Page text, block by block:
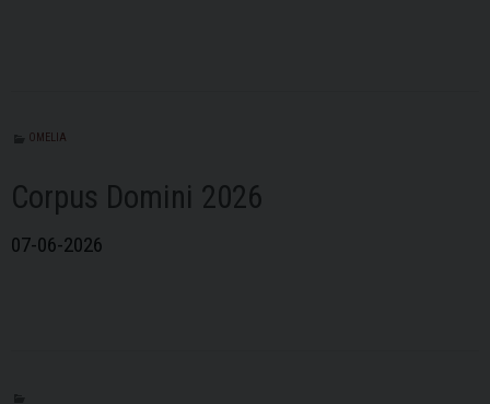
OMELIA
Corpus Domini 2026
07-06-2026